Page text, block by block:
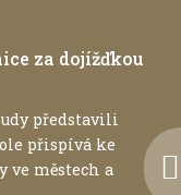
za dojížďkou
představili
přispívá ke
městech a